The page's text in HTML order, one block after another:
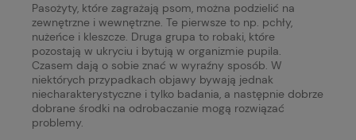
Pasożyty, które zagrażają psom, można podzielić na
zewnętrzne i wewnętrzne. Te pierwsze to np. pchły,
nużeńce i kleszcze. Druga grupa to robaki, które
pozostają w ukryciu i bytują w organizmie pupila.
Czasem dają o sobie znać w wyraźny sposób. W
niektórych przypadkach objawy bywają jednak
niecharakterystyczne i tylko badania, a następnie dobrze
dobrane środki na odrobaczanie mogą rozwiązać
problemy.